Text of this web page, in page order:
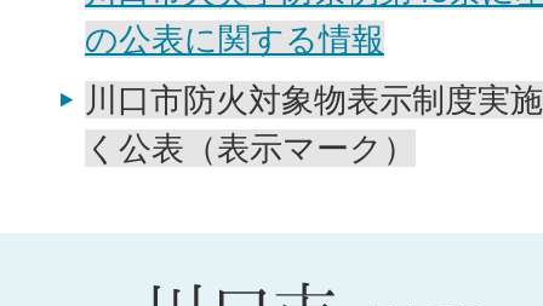
の公表に関する情報
川口市防火対象物表示制度実
く公表（表示マーク）